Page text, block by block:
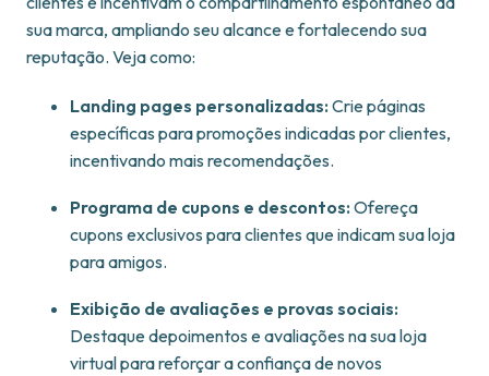
sua marca, ampliando seu alcance e fortalecendo sua
reputação. Veja como:
Landing pages personalizadas: Crie páginas
específicas para promoções indicadas por clientes,
incentivando mais recomendações.
Programa de cupons e descontos: Ofereça
cupons exclusivos para clientes que indicam sua loja
para amigos.
Exibição de avaliações e provas sociais:
Destaque depoimentos e avaliações na sua loja
virtual para reforçar a confiança de novos